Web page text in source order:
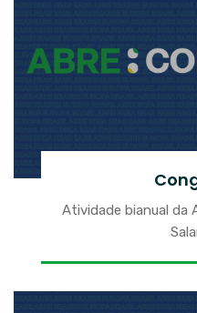
Atividade bianual da